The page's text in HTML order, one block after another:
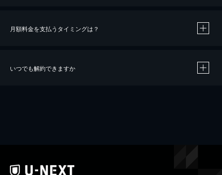
※40％ポイント還元の対象は、クレジットカード決済による作品の購入 / レンタルです。
月額料金を支払うタイミングは？
いつでも解約できますか